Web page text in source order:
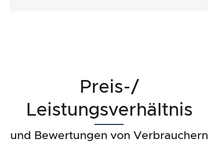
Preis-/
Leistungsverhältnis
und Bewertungen von Verbrauchern